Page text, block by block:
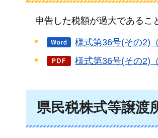
申告した税額が過大であるこ
様式第36号(その2)
様式第36号(その2)
県民税株式等譲渡